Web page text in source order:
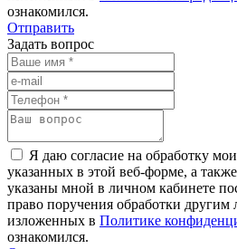
ознакомился.
Отправить
Задать вопрос
Я даю согласие на обработку
указанных в этой веб-форме, а
указаны мной в личном кабинете
право поручения обработки другим
изложенных в Политике
ознакомился.